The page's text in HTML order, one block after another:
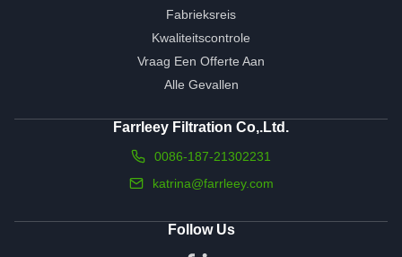
Fabrieksreis
Kwaliteitscontrole
Vraag Een Offerte Aan
Alle Gevallen
Farrleey Filtration Co,.Ltd.
0086-187-21302231
katrina@farrleey.com
Follow Us